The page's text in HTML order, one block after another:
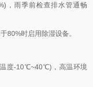
雨季前检查排水管通畅
时启用除湿设备。
度-10℃~40℃)，高温环境